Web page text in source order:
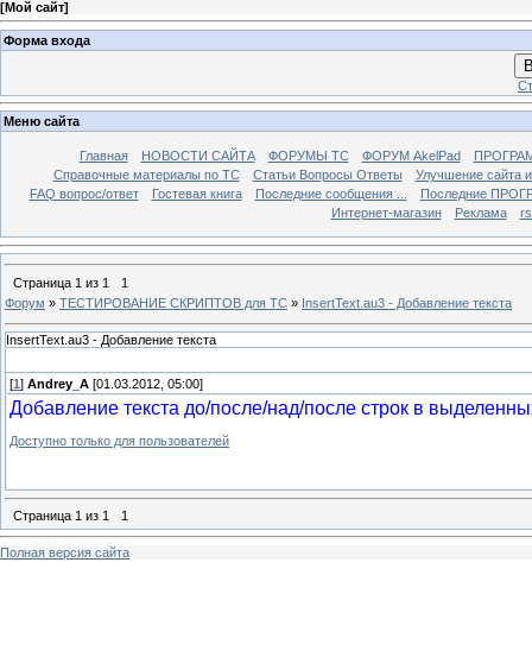
[Мой сайт]
Форма входа
Меню сайта
Главная НОВОСТИ САЙТА ФОРУМЫ TC ФОРУМ AkelPad
Справочные материалы по TС
Статьи Вопросы Ответы
Улучшение сайта
FAQ вопрос/ответ
Гостевая книга Последние сообщения ...
Последние
Интернет-магазин
Реклама
Страница 1 из 1
1
Форум » ТЕСТИРОВАНИЕ СКРИПТОВ для TC » InsertText.au3 - Добавление текста
InsertText.au3 - Добавление текста
[1 ] Andrey_A [01.03.2012, 05:00]
Добавление текста до/после/над/после строк в
Доступно только для пользователей
Страница 1 из 1 1
Полная версия сайта